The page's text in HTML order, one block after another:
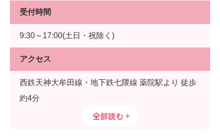
受付時間
9:30～17:00(土日・祝除く)
アクセス
西鉄天神大牟田線・地下鉄七隈線 薬院駅より 徒歩
約4分
全部読む